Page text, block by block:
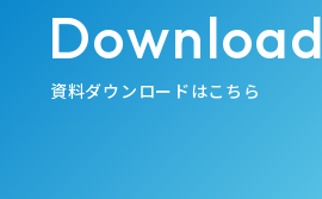
Download
資料ダウンロードはこちら